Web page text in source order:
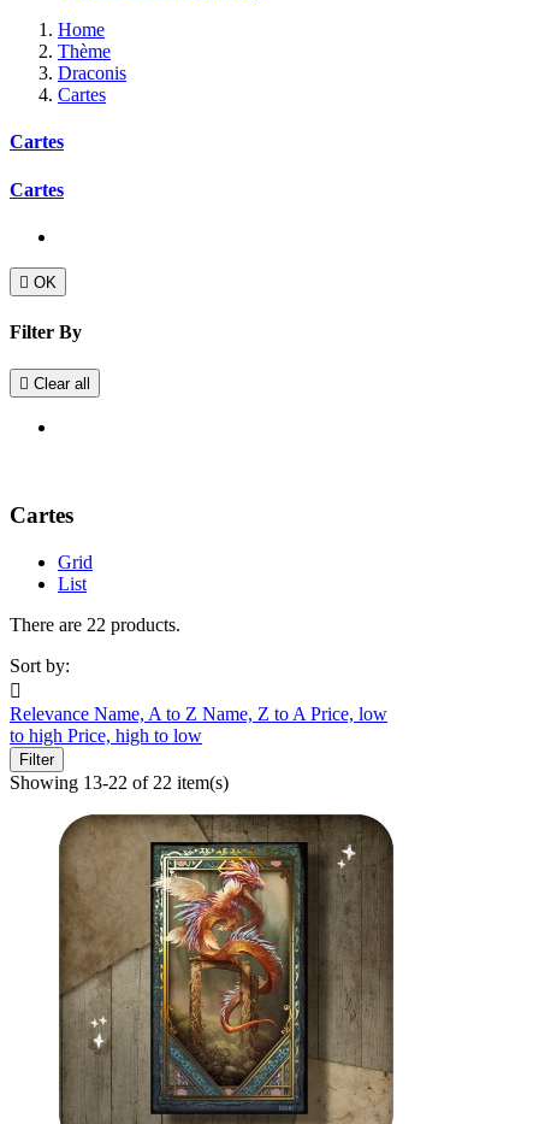
Home
Thème
Draconis
Cartes
Cartes
Cartes
 OK
Filter By
 Clear all
Cartes
Grid
List
There are 22 products.
Sort by:

Relevance Name, A to Z Name, Z to A Price, low
to high Price, high to low
Filter
Showing 13-22 of 22 item(s)